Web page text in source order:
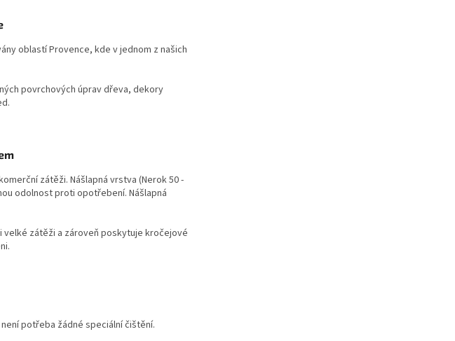
oblastí Provence, kde v jednom z našich
povrchových úprav dřeva, dekory
zátěži. Nášlapná vrstva (Nerok 50 -
odolnost proti opotřebení. Nášlapná
zátěži a zároveň poskytuje kročejové
potřeba žádné speciální čištění.